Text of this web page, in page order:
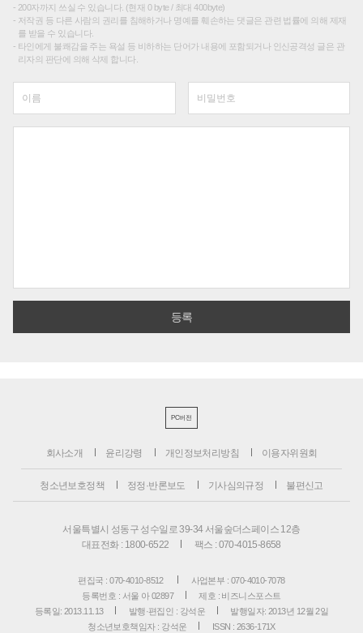
200자까지 쓰실 수 있습니다. (현재 0 byte / 최대 400byte)
저작권 등 다른 사람의 권리를 침해하거나 명예를 훼손하는 댓글은 관련 법률에 의해 제재
를 받을 수 있습니다.
타인에게 불쾌감을 주는 욕설 등 비하하는 단어가 내용에 포함되거나 인신공격성 글은 관
리자의 판단에 의해 삭제 합니다.
PC버전
회사소개 윤리강령 개인정보처리방침 이용자위원회
청소년보호정책 정정·반론보도 기사심의규정 불편신고
서울특별시 성동구 성수일로 39-34 서울숲더스페이스 12층
대표전화 : 1800-6522
팩스 : 070-4015-8658
편집국 : 070-4010-8512
사업본부 : 070-4010-7078
등록번호 : 서울 아 02897
제호 : 비즈니스포스트
등록일: 2013.11.13
발행·편집인 : 강석운
발행일자: 2013년 12월 2일
청소년보호책임자 : 강석운
ISSN : 2636-171X